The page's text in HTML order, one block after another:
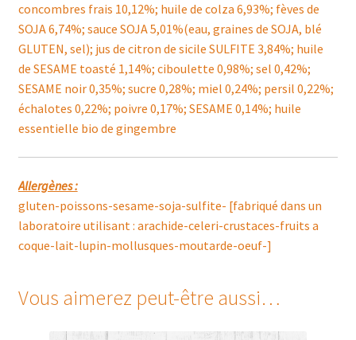
concombres frais 10,12%; huile de colza 6,93%; fèves de
SOJA 6,74%; sauce SOJA 5,01%(eau, graines de SOJA, blé
GLUTEN, sel); jus de citron de sicile SULFITE 3,84%; huile
de SESAME toasté 1,14%; ciboulette 0,98%; sel 0,42%;
SESAME noir 0,35%; sucre 0,28%; miel 0,24%; persil 0,22%;
échalotes 0,22%; poivre 0,17%; SESAME 0,14%; huile
essentielle bio de gingembre
Allergènes :
gluten-poissons-sesame-soja-sulfite- [fabriqué dans un
laboratoire utilisant : arachide-celeri-crustaces-fruits a
coque-lait-lupin-mollusques-moutarde-oeuf-]
Vous aimerez peut-être aussi…